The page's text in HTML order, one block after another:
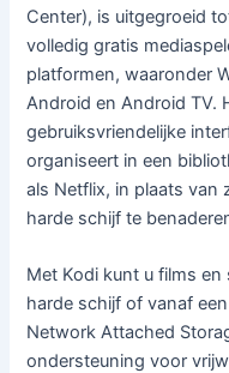
Center), is uitgegroeid
volledig gratis
platformen, waaronder
Android en Android TV.
gebruiksvriendelijke
organiseert in een
als Netflix, in plaats van
harde schijf te
Met Kodi kunt u films
harde schijf of vanaf
Network Attached
ondersteuning voor